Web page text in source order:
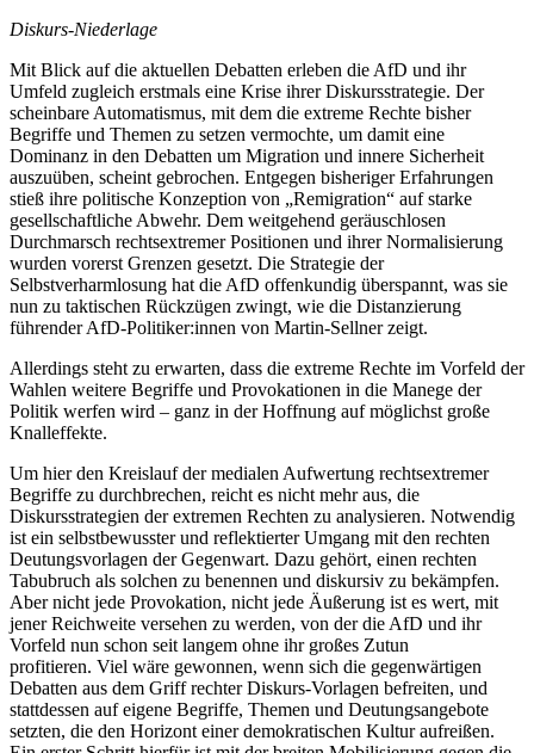
Diskurs-Niederlage
Mit Blick auf die aktuellen Debatten erleben die AfD und ihr
Umfeld zugleich erstmals eine Krise ihrer Diskursstrategie. Der
scheinbare Automatismus, mit dem die extreme Rechte bisher
Begriffe und Themen zu setzen vermochte, um damit eine
Dominanz in den Debatten um Migration und innere Sicherheit
auszuüben, scheint gebrochen. Entgegen bisheriger Erfahrungen
stieß ihre politische Konzeption von „Remigration“ auf starke
gesellschaftliche Abwehr. Dem weitgehend geräuschlosen
Durchmarsch rechtsextremer Positionen und ihrer Normalisierung
wurden vorerst Grenzen gesetzt. Die Strategie der
Selbstverharmlosung hat die AfD offenkundig überspannt, was sie
nun zu taktischen Rückzügen zwingt, wie die Distanzierung
führender AfD-Politiker:innen von Martin-Sellner zeigt.
Allerdings steht zu erwarten, dass die extreme Rechte im Vorfeld der
Wahlen weitere Begriffe und Provokationen in die Manege der
Politik werfen wird – ganz in der Hoffnung auf möglichst große
Knalleffekte.
Um hier den Kreislauf der medialen Aufwertung rechtsextremer
Begriffe zu durchbrechen, reicht es nicht mehr aus, die
Diskursstrategien der extremen Rechten zu analysieren. Notwendig
ist ein selbstbewusster und reflektierter Umgang mit den rechten
Deutungsvorlagen der Gegenwart. Dazu gehört, einen rechten
Tabubruch als solchen zu benennen und diskursiv zu bekämpfen.
Aber nicht jede Provokation, nicht jede Äußerung ist es wert, mit
jener Reichweite versehen zu werden, von der die AfD und ihr
Vorfeld nun schon seit langem ohne ihr großes Zutun
profitieren. Viel wäre gewonnen, wenn sich die gegenwärtigen
Debatten aus dem Griff rechter Diskurs-Vorlagen befreiten, und
stattdessen auf eigene Begriffe, Themen und Deutungsangebote
setzten, die den Horizont einer demokratischen Kultur aufreißen.